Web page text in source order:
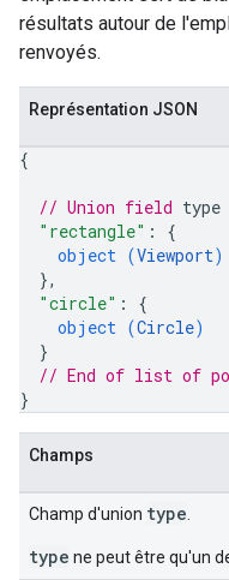
résultats autour de
renvoyés.
Représentation JSON
{
// Union field type
"rectangle" : {
object (Viewport)
},
"circle" : {
object (Circle)
}
// End of list of
}
Champs
Champ d'union type
type ne peut être qu'un